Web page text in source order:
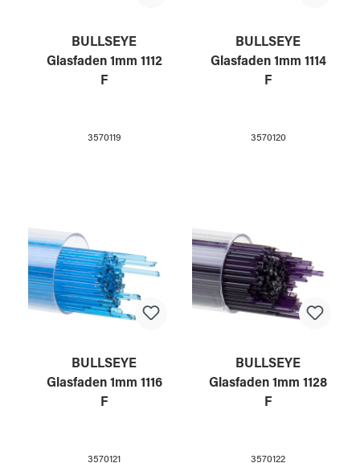
BULLSEYE
Glasfaden 1mm 1112
F
3570119
BULLSEYE
Glasfaden 1mm 1114
F
3570120
BULLSEYE
Glasfaden 1mm 1116
F
3570121
BULLSEYE
Glasfaden 1mm 1128
F
3570122